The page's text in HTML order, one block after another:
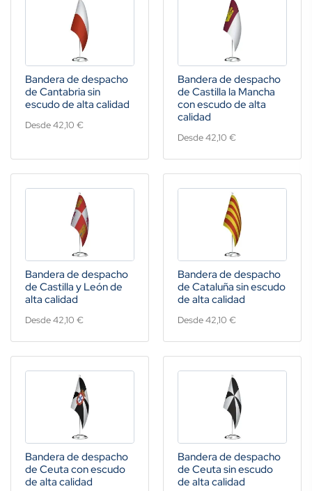
Bandera de despacho
de Cantabria sin
escudo de alta calidad
Desde 42,10 €
Bandera de despacho
de Castilla la Mancha
con escudo de alta
calidad
Desde 42,10 €
Bandera de despacho
de Castilla y León de
alta calidad
Desde 42,10 €
Bandera de despacho
de Cataluña sin escudo
de alta calidad
Desde 42,10 €
Bandera de despacho
de Ceuta con escudo
de alta calidad
Bandera de despacho
de Ceuta sin escudo
de alta calidad